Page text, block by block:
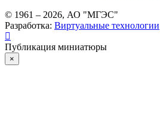
© 1961 – 2026, АО "МГЭС"
Разработка: Виртуальные технологии
Публикация миниатюры
×